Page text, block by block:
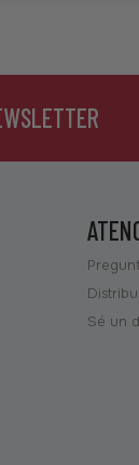
Sé un